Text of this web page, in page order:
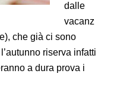
dalle
vacanz
che già ci sono
riserva infatti
a dura prova i